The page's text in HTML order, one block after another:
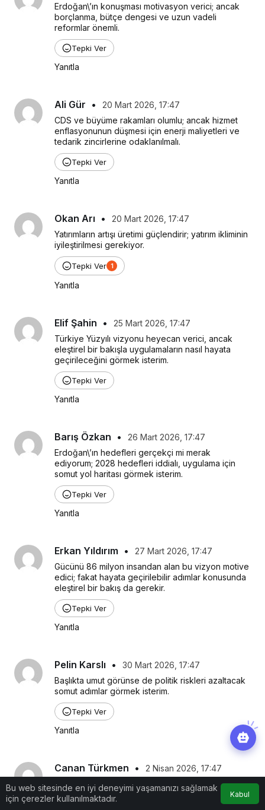
Erdoğan\’ın konuşması motivasyon verici; ancak
borçlanma, bütçe dengesi ve uzun vadeli
reformlar önemli.
Tepki Ver
Yanıtla
Ali Gür •
20 Mart 2026, 17:47
CDS ve büyüme rakamları olumlu; ancak hizmet
enflasyonunun düşmesi için enerji maliyetleri ve
tedarik zincirlerine odaklanılmalı.
Tepki Ver
Yanıtla
Okan Arı •
20 Mart 2026, 17:47
Yatırımların artışı üretimi güçlendirir; yatırım ikliminin
iyileştirilmesi gerekiyor.
Tepki Ver 1
Yanıtla
Elif Şahin •
25 Mart 2026, 17:47
Türkiye Yüzyılı vizyonu heyecan verici, ancak
eleştirel bir bakışla uygulamaların nasıl hayata
geçirileceğini görmek isterim.
Tepki Ver
Yanıtla
Barış Özkan •
26 Mart 2026, 17:47
Erdoğan\’ın hedefleri gerçekçi mi merak
ediyorum; 2028 hedefleri iddialı, uygulama için
somut yol haritası görmek isterim.
Tepki Ver
Yanıtla
Erkan Yıldırım •
27 Mart 2026, 17:47
Gücünü 86 milyon insandan alan bu vizyon motive
edici; fakat hayata geçirilebilir adımlar konusunda
eleştirel bir bakış da gerekir.
Tepki Ver
Yanıtla
Pelin Karslı •
30 Mart 2026, 17:47
Başlıkta umut görünse de politik riskleri azaltacak
somut adımlar görmek isterim.
Tepki Ver
Yanıtla
Canan Türkmen •
2 Nisan 2026, 17:47
Ekonomi büyümeye devam ediyor gibi görünse
de halk için enflasyonun düşüş hızına bakılması
gerekir.
Bu web sitesinde en iyi deneyimi yaşamanızı sağlamak
için çerezler kullanılmaktadır.
Kabul